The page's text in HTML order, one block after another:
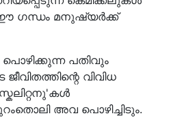
ഗന്ധം മനുഷ്യർക്ക്
പതിവും
വിവിധ
അവ പൊഴിച്ചിടും.